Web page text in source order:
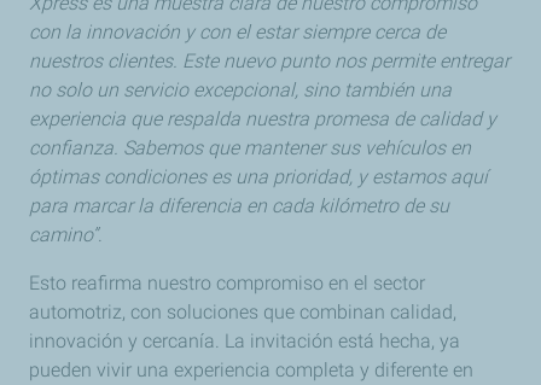
con la innovación y con el estar siempre cerca de
nuestros clientes. Este nuevo punto nos permite entregar
no solo un servicio excepcional, sino también una
experiencia que respalda nuestra promesa de calidad y
confianza. Sabemos que mantener sus vehículos en
óptimas condiciones es una prioridad, y estamos aquí
para marcar la diferencia en cada kilómetro de su
camino”.
Esto reafirma nuestro compromiso en el sector
automotriz, con soluciones que combinan calidad,
innovación y cercanía. La invitación está hecha, ya
pueden vivir una experiencia completa y diferente en